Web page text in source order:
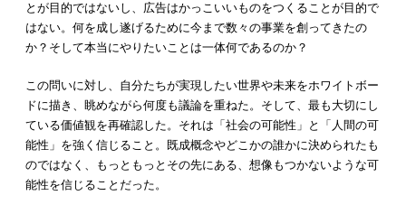
とが目的ではないし、広告はかっこいいものをつくることが目的で
はない。何を成し遂げるために今まで数々の事業を創ってきたの
か？そして本当にやりたいことは一体何であるのか？
この問いに対し、自分たちが実現したい世界や未来をホワイトボー
ドに描き、眺めながら何度も議論を重ねた。そして、最も大切にし
ている価値観を再確認した。それは「社会の可能性」と「人間の可
能性」を強く信じること。既成概念やどこかの誰かに決められたも
のではなく、もっともっとその先にある、想像もつかないような可
能性を信じることだった。